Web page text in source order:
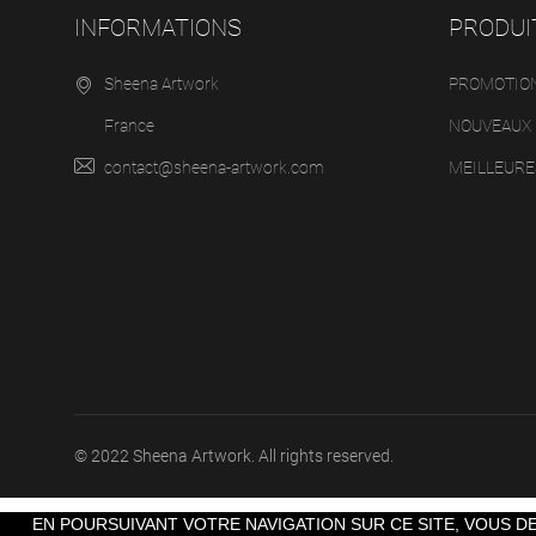
INFORMATIONS
Sheena Artwork
France
contact@sheena-artwork.com
EN POURSUIVANT VOTRE NAVIGATION SUR CE SITE, VOUS
© 2022 Sheena Artwork. All rights reserved.